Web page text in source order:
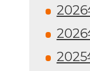
2026
2026
2025